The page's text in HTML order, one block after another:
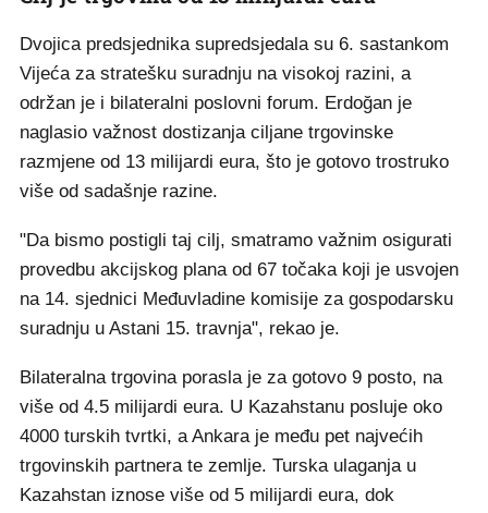
Dvojica predsjednika supredsjedala su 6. sastankom
Vijeća za stratešku suradnju na visokoj razini, a
održan je i bilateralni poslovni forum. Erdoğan je
naglasio važnost dostizanja ciljane trgovinske
razmjene od 13 milijardi eura, što je gotovo trostruko
više od sadašnje razine.
"Da bismo postigli taj cilj, smatramo važnim osigurati
provedbu akcijskog plana od 67 točaka koji je usvojen
na 14. sjednici Međuvladine komisije za gospodarsku
suradnju u Astani 15. travnja", rekao je.
Bilateralna trgovina porasla je za gotovo 9 posto, na
više od 4.5 milijardi eura. U Kazahstanu posluje oko
4000 turskih tvrtki, a Ankara je među pet najvećih
trgovinskih partnera te zemlje. Turska ulaganja u
Kazahstan iznose više od 5 milijardi eura, dok